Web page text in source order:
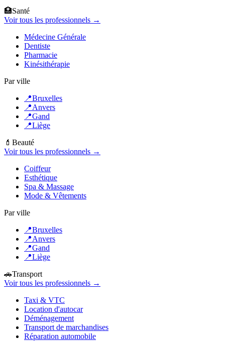
🏥Santé
Voir tous les professionnels →
Médecine Générale
Dentiste
Pharmacie
Kinésithérapie
Par ville
📍Bruxelles
📍Anvers
📍Gand
📍Liège
💄 Beauté
Voir tous les professionnels →
Coiffeur
Esthétique
Spa & Massage
Mode & Vêtements
Par ville
📍Bruxelles
📍Anvers
📍Gand
📍Liège
🚗Transport
Voir tous les professionnels →
Taxi & VTC
Location d'autocar
Déménagement
Transport de marchandises
Réparation automobile